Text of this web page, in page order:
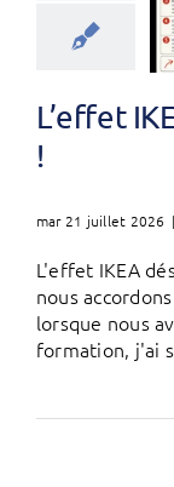
L’effet
!
mar 21 juillet 2026 |
L'effet IKEA
nous
lorsque nous
formation, j'ai